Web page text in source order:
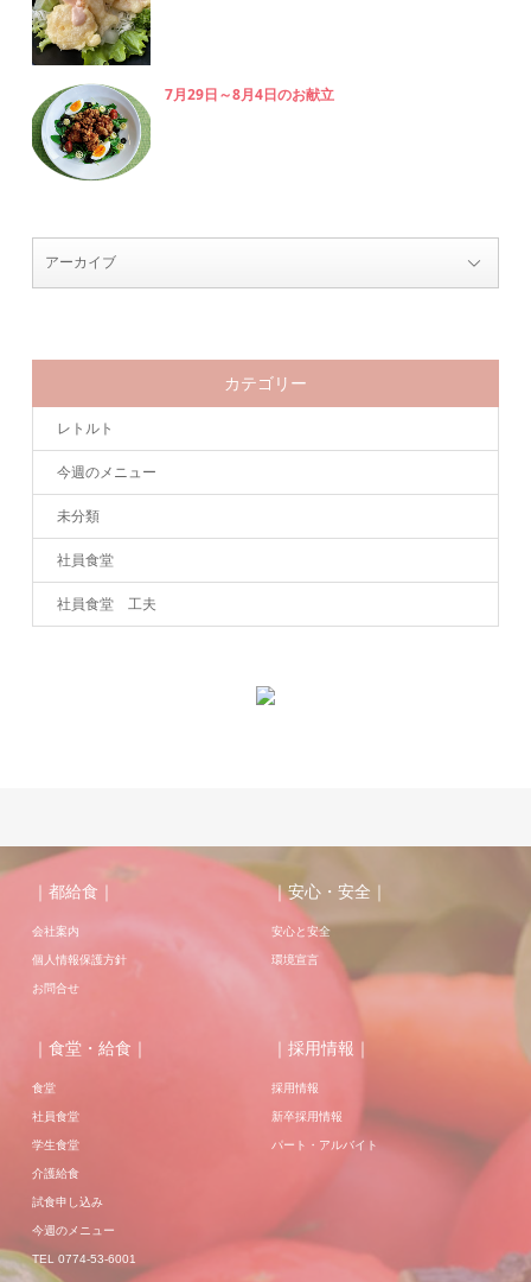
7月29日～8月4日のお献立
カテゴリー
レトルト
今週のメニュー
未分類
社員食堂
社員食堂 工夫
｜都給食｜
会社案内
個人情報保護方針
お問合せ
｜安心・安全｜
安心と安全
環境宣言
｜食堂・給食｜
食堂
社員食堂
学生食堂
介護給食
試食申し込み
今週のメニュー
TEL 0774-53-6001
｜採用情報｜
採用情報
新卒採用情報
パート・アルバイト